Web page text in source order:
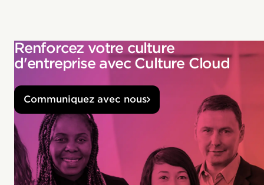
Renforcez votre culture
d'entreprise avec Culture Cloud
Communiquez avec nous